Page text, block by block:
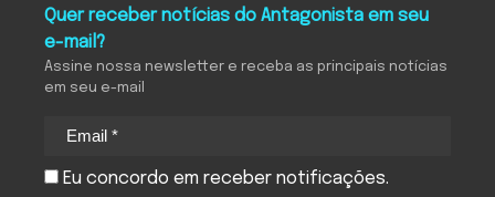
Quer receber notícias do Antagonista em seu
e-mail?
Assine nossa newsletter e receba as principais notícias
em seu e-mail
Eu concordo em receber notificações.